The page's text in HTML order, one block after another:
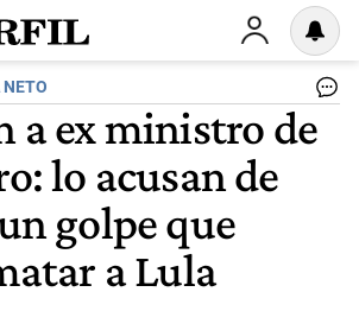
NETO
a ex ministro de
lo acusan de
golpe que
a Lula